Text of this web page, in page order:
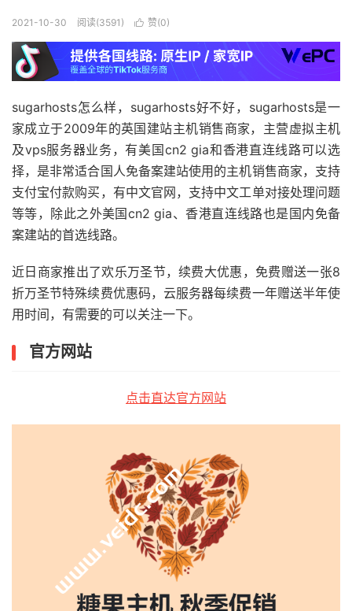
2021-10-30 阅读(3591)  赞(0)
sugarhosts怎么样，sugarhosts好不好，sugarhosts是一
家成立于2009年的英国建站主机销售商家，主营虚拟主机
及vps服务器业务，有美国cn2 gia和香港直连线路可以选
择，是非常适合国人免备案建站使用的主机销售商家，支持
支付宝付款购买，有中文官网，支持中文工单对接处理问题
等等，除此之外美国cn2 gia、香港直连线路也是国内免备
案建站的首选线路。
近日商家推出了欢乐万圣节，续费大优惠，免费赠送一张8
折万圣节特殊续费优惠码，云服务器每续费一年赠送半年使
用时间，有需要的可以关注一下。
官方网站
点击直达官方网站